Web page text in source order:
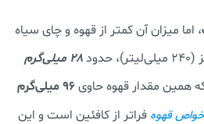
، اما میزان آن کمتر از قهوه و چای سیاه
28 میلی‌گرم
همین مقدار قهوه حاوی
96 میلی‌گرم
خواص قهوه فراتر از کافئین است و این